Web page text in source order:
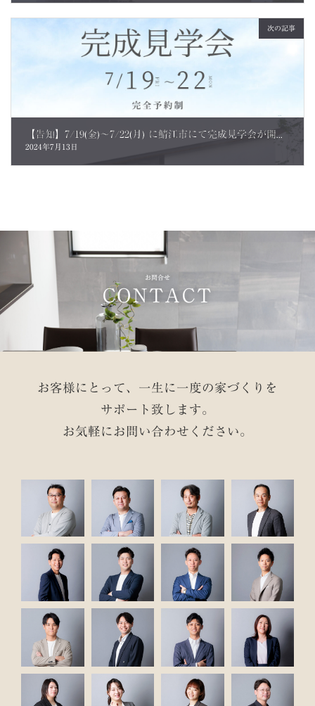
次の記事
【告知】7/19(金)～7/22(月) に鯖江市にて完成見学会が開催されます
2024年7月13日
お問合せ
CONTACT
お客様にとって、一生に一度の家づくりを
サポート致します。
お気軽にお問い合わせください。